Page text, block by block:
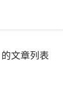
的文章列表